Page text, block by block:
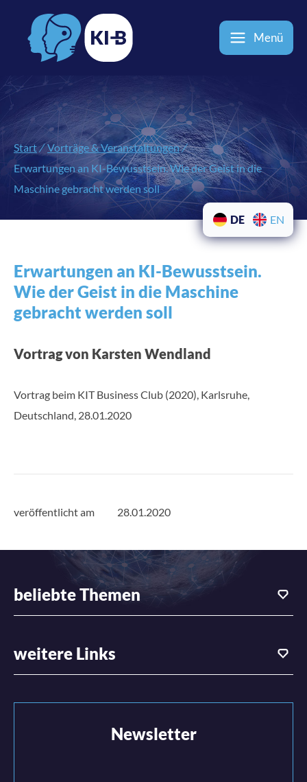
Menü
Start /Vorträge & Veranstaltungen/
Erwartungen an KI-Bewusstsein. Wie der Geist in die
Maschine gebracht werden soll
DE EN
Erwartungen an KI-Bewusstsein.
Wie der Geist in die Maschine
gebracht werden soll
Vortrag von Karsten Wendland
Vortrag beim KIT Business Club (2020), Karlsruhe,
Deutschland, 28.01.2020
veröffentlicht am 28.01.2020
beliebte Themen
weitere Links
Newsletter